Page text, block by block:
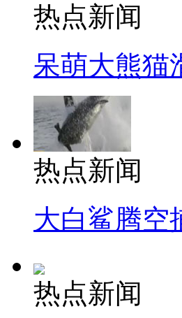
热点新闻
呆萌大熊猫
热点新闻
大白鲨腾空
热点新闻